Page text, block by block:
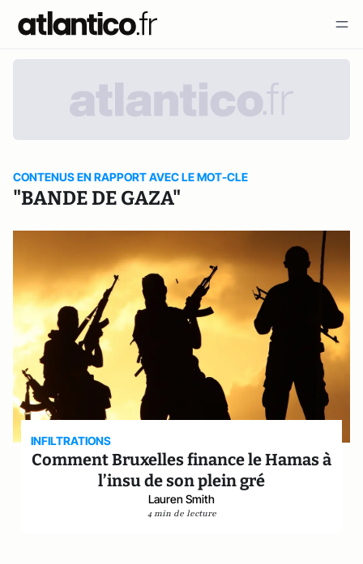
CONTENUS EN RAPPORT AVEC LE MOT-CLE
"BANDE DE GAZA"
INFILTRATIONS
Comment Bruxelles finance le Hamas à
l’insu de son plein gré
Lauren Smith
4 min de lecture